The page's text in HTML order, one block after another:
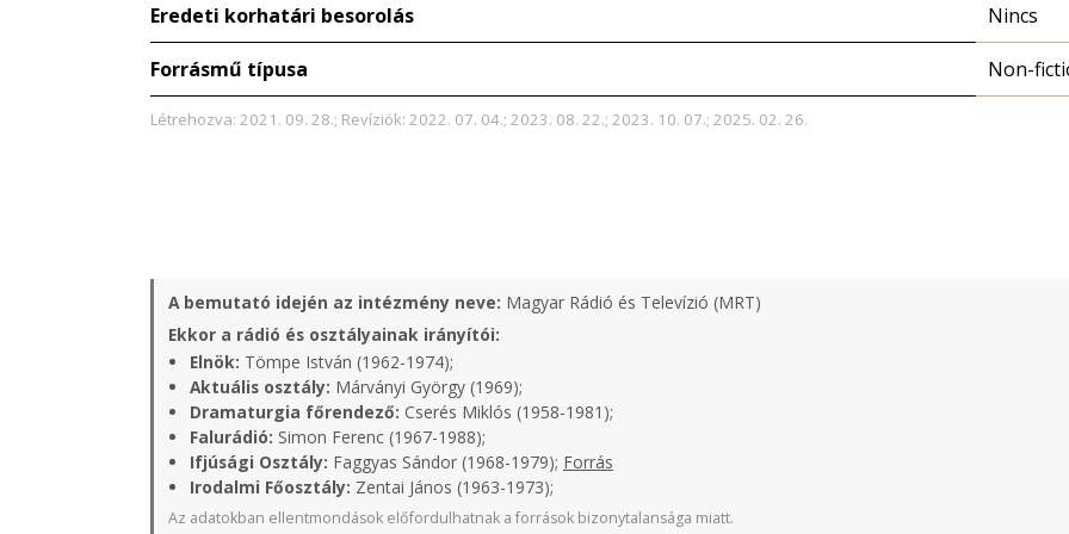
Eredeti korhatári besorolás Nincs
Forrásmű típusa Non-
Létrehozva: 2021. 09. 28.; Revíziók: 2022. 07. 04.; 2023. 08. 22.; 2023. 10. 07.; 2025. 02. 26.
A bemutató idején az intézmény neve: Magyar Rádió és Televízió (MRT)
Ekkor a rádió és osztályainak irányítói:
Elnök: Tömpe István (1962-1974);
Aktuális osztály: Márványi György (1969);
Dramaturgia főrendező: Cserés Miklós (1958-1981);
Falurádió: Simon Ferenc (1967-1988);
Ifjúsági Osztály: Faggyas Sándor (1968-1979); Forrás
Irodalmi Főosztály: Zentai János (1963-1973);
Az adatokban ellentmondások előfordulhatnak a források bizonytalansága miatt.